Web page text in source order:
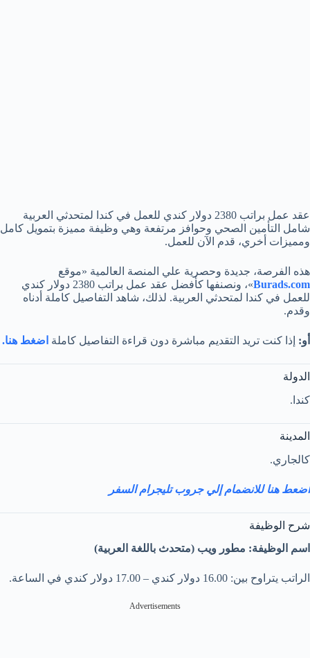
عقد عمل براتب 2380 دولار كندي للعمل في كندا لمتحدثي العربية
شامل التأمين الصحي وحوافز مرتفعة وهي وظيفة مميزة بتمويل كامل
ومميزات أخري، قدم الآن للعمل.
هذه الفرصة، جديدة وحصرية علي المنصة العالمية «موقع
Burads.com
»، ونصنفها كأفضل عقد عمل براتب 2380 دولار كندي
للعمل في كندا لمتحدثي العربية. لذلك، شاهد التفاصيل كاملة أدناه
وقدم.
أو: إذا كنت تريد التقديم مباشرة دون قراءة التفاصيل كاملة اضغط هنا.
الدولة
كندا.
المدينة
كالجاري.
اضعط هنا للانضمام إلي جروب تليجرام السفر
شرح الوظيفة
اسم الوظيفة: مطور ويب (متحدث باللغة العربية)
الراتب يتراوح بين: 16.00 دولار كندي – 17.00 دولار كندي في الساعة.
Advertisements